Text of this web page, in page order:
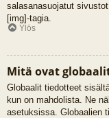
salasanasuojatut
[img]-tagia.
Ylös
Mitä ovat
Globaalit tiedotteet
kun on mahdolista. Ne
asetuksissa. Globaalien